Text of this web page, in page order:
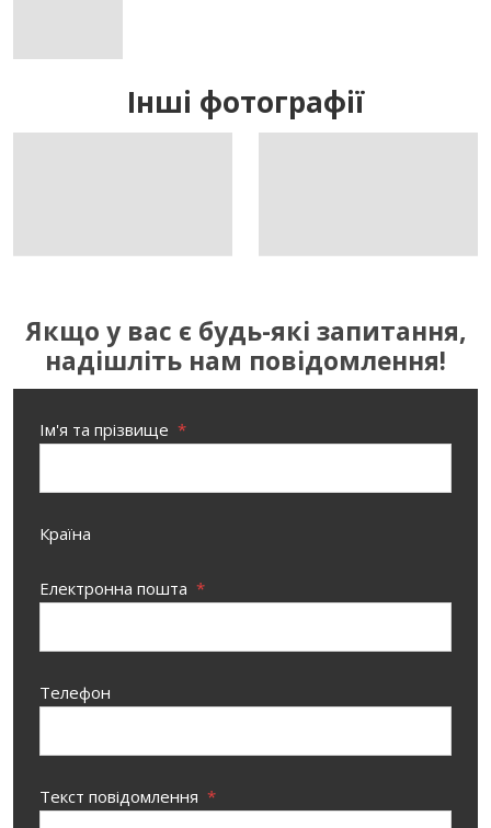
Інші фотографії
Якщо у вас є будь-які запитання,
надішліть нам повідомлення!
Ім'я та прізвище *
Країна
Електронна пошта *
Телефон
Текст повідомлення *